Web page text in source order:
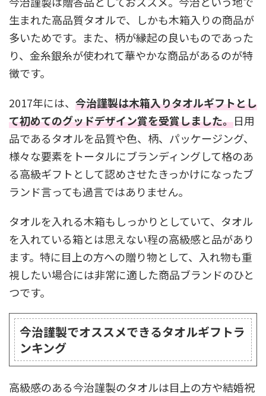
生まれた高品質タオルで、しかも木箱入りの商品が
多いためです。また、柄が縁起の良いものであった
り、金糸銀糸が使われて華やかな商品があるのが特
徴です。
2017年には、 今治謹製は木箱入りタオルギフトとし
て初めてのグッドデザイン賞を受賞しました。日用
品であるタオルを品質や色、柄、パッケージング、
様々な要素をトータルにブランディングして格のあ
る高級ギフトとして認めさせたきっかけになったブ
ランド言っても過言ではありません。
タオルを入れる木箱もしっかりとしていて、タオル
を入れている箱とは思えない程の高級感と品があり
ます。特に目上の方への贈り物として、入れ物も重
視したい場合には非常に適した商品ブランドのひと
つです。
今治謹製でオススメできるタオルギフトラ
ンキング
高級感のある今治謹製のタオルは目上の方や結婚祝